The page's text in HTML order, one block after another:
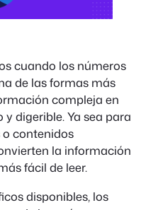
cuando los números
de las formas más
compleja en
digerible. Ya sea para
contenidos
la información
fácil de leer.
disponibles, los